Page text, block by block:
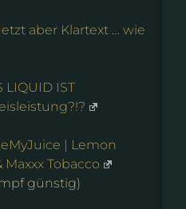
aber Klartext … wie
LIQUID IST
| Lemon
Maxxx Tobacco
günstig)